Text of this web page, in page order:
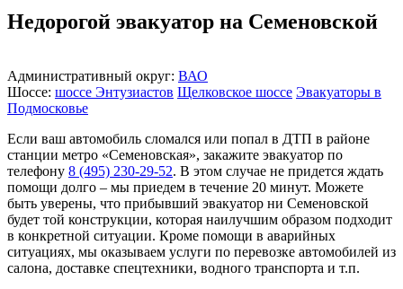
Недорогой эвакуатор на Семеновской
Административный округ: ВАО
Шоссе: шоссе Энтузиастов Щелковское шоссе Эвакуаторы в
Подмосковье
Если ваш автомобиль сломался или попал в ДТП в районе
станции метро «Семеновская», закажите эвакуатор по
телефону 8 (495) 230-29-52. В этом случае не придется ждать
помощи долго – мы приедем в течение 20 минут. Можете
быть уверены, что прибывший эвакуатор ни Семеновской
будет той конструкции, которая наилучшим образом подходит
в конкретной ситуации. Кроме помощи в аварийных
ситуациях, мы оказываем услуги по перевозке автомобилей из
салона, доставке спецтехники, водного транспорта и т.п.